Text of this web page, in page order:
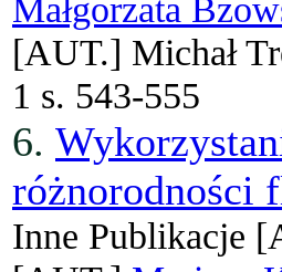
Małgorzata
[AUT.] Michał
1 s. 543-555
6.
różnorodności
Inne Publikacje